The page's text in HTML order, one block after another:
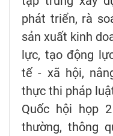
phát triển, rà
sản xuất kinh
lực, tạo động
tế - xã hội,
thực thi pháp
Quốc hội họp
thường, thông